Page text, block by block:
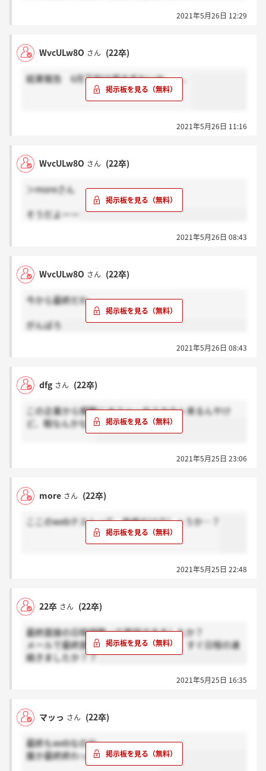
2021年5月26日 12:29
WvcULw8O さん (22卒)
結果報告 6月下旬は遅すぎないか、、、
2021年5月26日 11:16
WvcULw8O さん (22卒)
＞moreさん
そうだよーー
2021年5月26日 08:43
WvcULw8O さん (22卒)
今から最終だわ
がんばろ
2021年5月26日 08:43
dfg さん (22卒)
この企業から頻繁にオファーやスカウト来るんやけ
ど、暇なんかな？
2021年5月25日 23:06
more さん (22卒)
ここのwebテストって、性格だけでしょうか…？
2021年5月25日 22:48
22卒 さん (22卒)
最終面接の日程調整って電話できましたか？
メールで最終面接に進む案内が来た後、すぐ日程の連
絡きましたか？？
2021年5月25日 16:35
マッっ さん (22卒)
最終もwebなのか。
誰か最終終わった人いますかー？